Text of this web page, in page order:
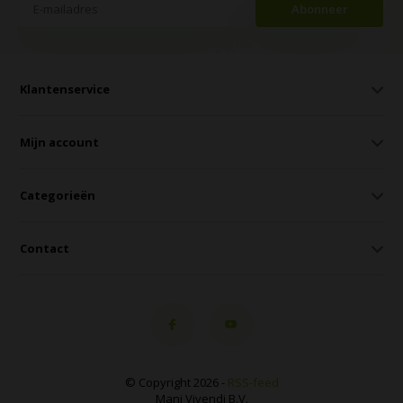
Abonneer
Klantenservice
Mijn account
Categorieën
Contact
© Copyright 2026 - RSS-feed
Mani Vivendi B.V.